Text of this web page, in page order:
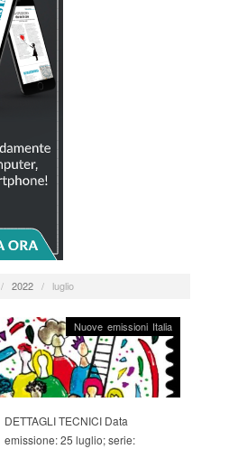
/ 2022 / luglio
Nuove emissioni Italia
DETTAGLI TECNICI Data
emissione: 25 luglio; serie: